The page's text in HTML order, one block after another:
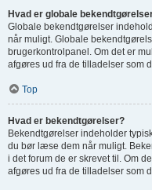
Hvad er globale
Globale bekendtgørelser
når muligt. Globale
brugerkontrolpanel. Om det er
afgøres ud fra de tilladelser som
Top
Hvad er bekendtgørelser?
Bekendtgørelser indeholder
du bør læse dem når muligt.
i det forum de er skrevet til. Om
afgøres ud fra de tilladelser som